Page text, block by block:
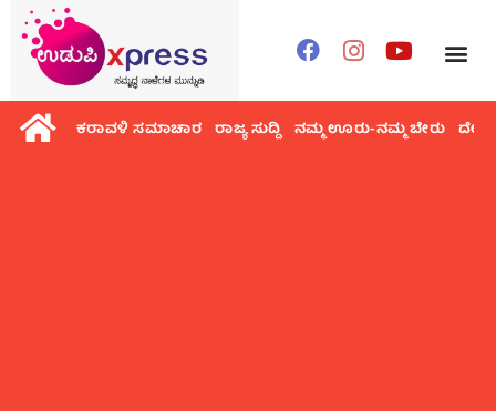
ಕರಾವಳಿ ಸಮಾಚಾರ ರಾಜ್ಯ ಸುದ್ದಿ ನಮ್ಮ ಊರು-ನಮ್ಮ ಬೇರು ದೇಶ